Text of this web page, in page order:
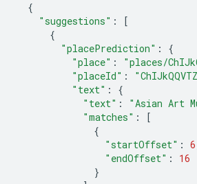
{
"suggestions" :
[
{
"placePrediction" :
{
"place" :
"places/
"placeId" :
"text" :
{
"text" :
"Asian Art
"matches" :
[
{
"startOffset" : 6
"endOffset" :
16
}